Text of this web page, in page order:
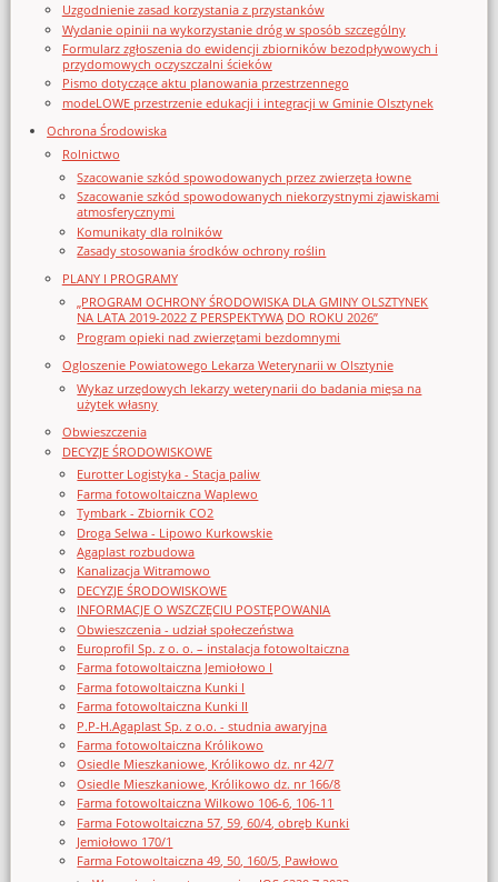
Uzgodnienie zasad korzystania z przystanków
Wydanie opinii na wykorzystanie dróg w sposób szczególny
Formularz zgłoszenia do ewidencji zbiorników bezodpływowych i
przydomowych oczyszczalni ścieków
Pismo dotyczące aktu planowania przestrzennego
modeLOWE przestrzenie edukacji i integracji w Gminie Olsztynek
Ochrona Środowiska
Rolnictwo
Szacowanie szkód spowodowanych przez zwierzęta łowne
Szacowanie szkód spowodowanych niekorzystnymi zjawiskami
atmosferycznymi
Komunikaty dla rolników
Zasady stosowania środków ochrony roślin
PLANY I PROGRAMY
„PROGRAM OCHRONY ŚRODOWISKA DLA GMINY OLSZTYNEK
NA LATA 2019-2022 Z PERSPEKTYWĄ DO ROKU 2026”
Program opieki nad zwierzętami bezdomnymi
Ogloszenie Powiatowego Lekarza Weterynarii w Olsztynie
Wykaz urzędowych lekarzy weterynarii do badania mięsa na
użytek własny
Obwieszczenia
DECYZJE ŚRODOWISKOWE
Eurotter Logistyka - Stacja paliw
Farma fotowoltaiczna Waplewo
Tymbark - Zbiornik CO2
Droga Selwa - Lipowo Kurkowskie
Agaplast rozbudowa
Kanalizacja Witramowo
DECYZJE ŚRODOWISKOWE
INFORMACJE O WSZCZĘCIU POSTĘPOWANIA
Obwieszczenia - udział społeczeństwa
Europrofil Sp. z o. o. – instalacja fotowoltaiczna
Farma fotowoltaiczna Jemiołowo I
Farma fotowoltaiczna Kunki I
Farma fotowoltaiczna Kunki II
P.P-H.Agaplast Sp. z o.o. - studnia awaryjna
Farma fotowoltaiczna Królikowo
Osiedle Mieszkaniowe, Królikowo dz. nr 42/7
Osiedle Mieszkaniowe, Królikowo dz. nr 166/8
Farma fotowoltaiczna Wilkowo 106-6, 106-11
Farma Fotowoltaiczna 57, 59, 60/4, obręb Kunki
Jemiołowo 170/1
Farma Fotowoltaiczna 49, 50, 160/5, Pawłowo